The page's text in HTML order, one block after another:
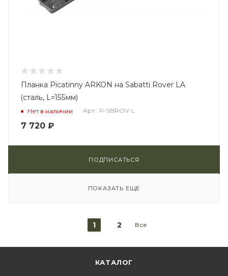
Планка Picatinny ARKON на Sabatti Rover LA
(сталь, L=155мм)
Нет в наличии Арт.: P-SBROV-L
7 720 ₽
ПОДПИСАТЬСЯ
ПОКАЗАТЬ ЕЩЕ
1 2 Все
КАТАЛОГ